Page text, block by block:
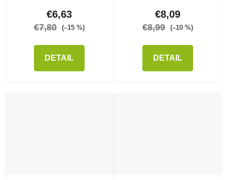
€6,63
€7,80 (–15 %)
DETAIL
€8,09
€8,99 (–10 %)
DETAIL